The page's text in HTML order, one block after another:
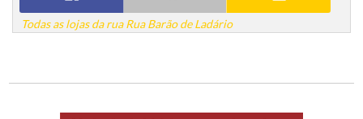
Todas as lojas da rua Rua Barão de Ladário